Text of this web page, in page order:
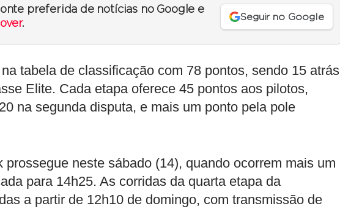
preferida de notícias no Google e
.
Seguir no Google
tabela de classificação com 78 pontos, sendo 15 atrás
Elite. Cada etapa oferece 45 pontos aos pilotos,
na segunda disputa, e mais um ponto pela pole
prossegue neste sábado (14), quando ocorrem mais um
para 14h25. As corridas da quarta etapa da
a partir de 12h10 de domingo, com transmissão de